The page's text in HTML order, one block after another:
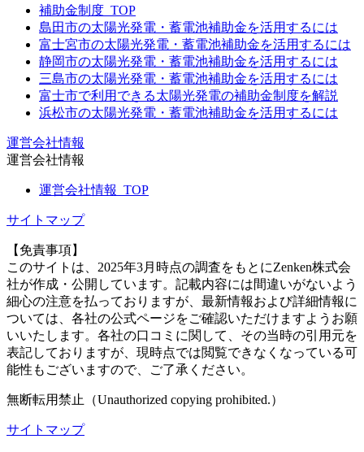
補助金制度_TOP
島田市の太陽光発電・蓄電池補助金を活用するには
富士宮市の太陽光発電・蓄電池補助金を活用するには
静岡市の太陽光発電・蓄電池補助金を活用するには
三島市の太陽光発電・蓄電池補助金を活用するには
富士市で利用できる太陽光発電の補助金制度を解説
浜松市の太陽光発電・蓄電池補助金を活用するには
運営会社情報
運営会社情報
運営会社情報_TOP
サイトマップ
【免責事項】
このサイトは、2025年3月時点の調査をもとにZenken株式会
社が作成・公開しています。記載内容には間違いがないよう
細心の注意を払っておりますが、最新情報および詳細情報に
ついては、各社の公式ページをご確認いただけますようお願
いいたします。各社の口コミに関して、その当時の引用元を
表記しておりますが、現時点では閲覧できなくなっている可
能性もございますので、ご了承ください。
無断転用禁止（Unauthorized copying prohibited.）
サイトマップ